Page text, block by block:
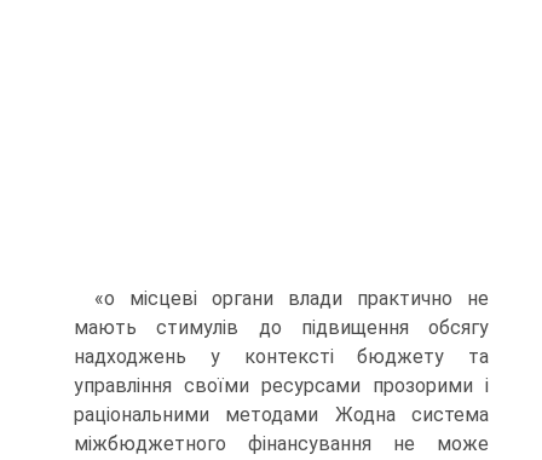
«о місцеві органи влади практично не
мають стимулів до підвищення обсягу
надходжень у контексті бюджету та
управління своїми ресурсами прозорими і
раціональними методами Жодна система
міжбюджетного фінансування не може